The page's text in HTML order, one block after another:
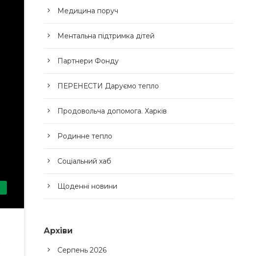
Медицина поруч
Ментальна підтримка дітей
Партнери Фонду
ПЕРЕНЕСТИ Даруємо тепло
Продовольча допомога. Харків
Родинне тепло
Соціальний хаб
Щоденні новини
Архіви
Серпень 2026